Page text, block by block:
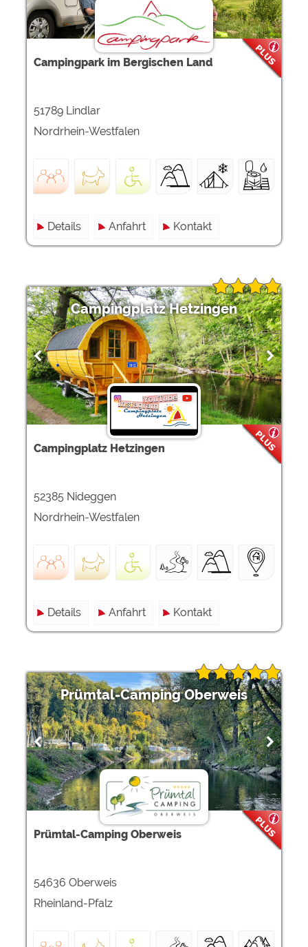
Campingpark im Bergischen Land
51789 Lindlar
Nordrhein-Westfalen
Details Anfahrt Kontakt
Campingplatz Hetzingen
Campingplatz Hetzingen
52385 Nideggen
Nordrhein-Westfalen
Details Anfahrt Kontakt
Prümtal-Camping Oberweis
Prümtal-Camping Oberweis
54636 Oberweis
Rheinland-Pfalz